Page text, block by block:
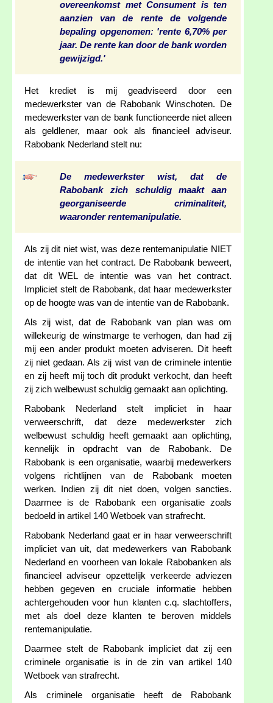
overeenkomst met Consument is ten
aanzien van de rente de volgende
bepaling opgenomen: 'rente 6,70% per
jaar. De rente kan door de bank worden
gewijzigd.'
Het krediet is mij geadviseerd door een
medewerkster van de Rabobank Winschoten. De
medewerkster van de bank functioneerde niet alleen
als geldlener, maar ook als financieel adviseur.
Rabobank Nederland stelt nu:
De medewerkster wist, dat de
Rabobank zich schuldig maakt aan
georganiseerde criminaliteit,
waaronder rentemanipulatie.
Als zij dit niet wist, was deze rentemanipulatie NIET
de intentie van het contract. De Rabobank beweert,
dat dit WEL de intentie was van het contract.
Impliciet stelt de Rabobank, dat haar medewerkster
op de hoogte was van de intentie van de Rabobank.
Als zij wist, dat de Rabobank van plan was om
willekeurig de winstmarge te verhogen, dan had zij
mij een ander produkt moeten adviseren. Dit heeft
zij niet gedaan. Als zij wist van de criminele intentie
en zij heeft mij toch dit produkt verkocht, dan heeft
zij zich welbewust schuldig gemaakt aan oplichting.
Rabobank Nederland stelt impliciet in haar
verweerschrift, dat deze medewerkster zich
welbewust schuldig heeft gemaakt aan oplichting,
kennelijk in opdracht van de Rabobank. De
Rabobank is een organisatie, waarbij medewerkers
volgens richtlijnen van de Rabobank moeten
werken. Indien zij dit niet doen, volgen sancties.
Daarmee is de Rabobank een organisatie zoals
bedoeld in artikel 140 Wetboek van strafrecht.
Rabobank Nederland gaat er in haar verweerschrift
impliciet van uit, dat medewerkers van Rabobank
Nederland en voorheen van lokale Rabobanken als
financieel adviseur opzettelijk verkeerde adviezen
hebben gegeven en cruciale informatie hebben
achtergehouden voor hun klanten c.q. slachtoffers,
met als doel deze klanten te beroven middels
rentemanipulatie.
Daarmee stelt de Rabobank impliciet dat zij een
criminele organisatie is in de zin van artikel 140
Wetboek van strafrecht.
Als criminele organisatie heeft de Rabobank